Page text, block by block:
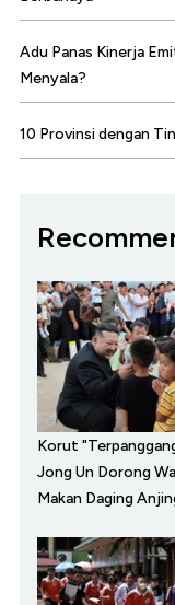
Adu Panas Kinerja
Menyala?
10 Provinsi dengan
Korut
Jong Un Dorong
Makan Daging